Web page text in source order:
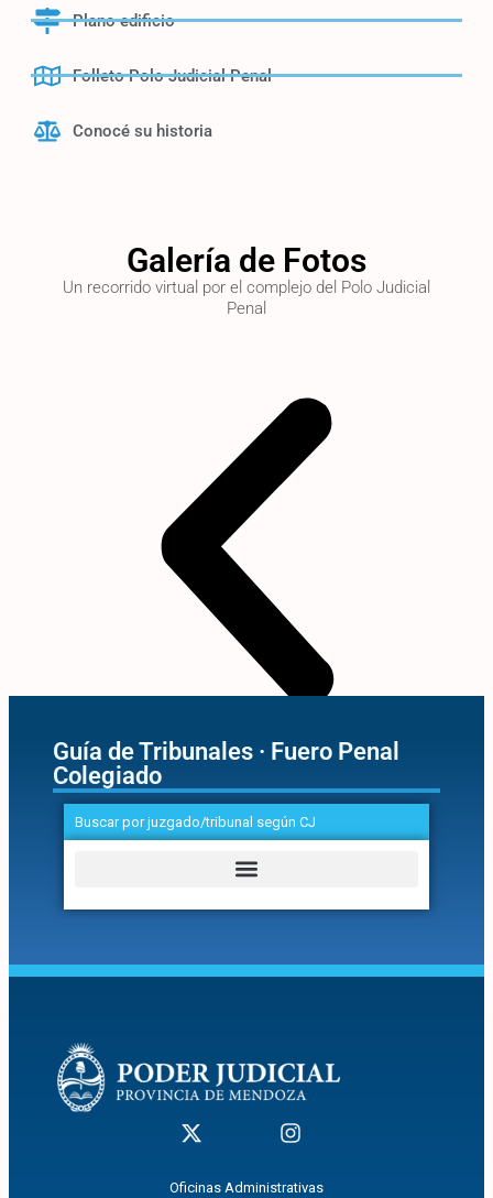
Plano edificio
Folleto Polo Judicial Penal
Conocé su historia
Galería de Fotos
Un recorrido virtual por el complejo del Polo Judicial
Penal
Guía de Tribunales · Fuero Penal
Colegiado
Buscar por juzgado/tribunal según CJ
Oficinas Administrativas